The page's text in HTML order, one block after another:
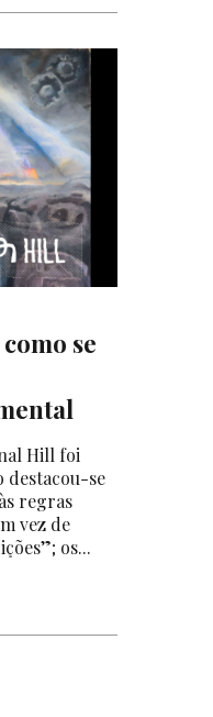
se
Hill foi
destacou-se
regras
vez de
os...